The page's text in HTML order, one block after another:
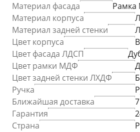
Материал фасада
Материал корпуса
Материал задней стенки
Цвет корпуса
Цвет фасада ЛДСП
Цвет рамки МДФ
Цвет задней стенки ЛХДФ
Ручка
Ближайшая доставка
Гарантия
Страна